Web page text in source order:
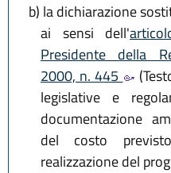
b) la dichiarazione
ai sensi dell'
Presidente della
2000, n. 445
legislative e
documentazione
del costo
realizzazione del